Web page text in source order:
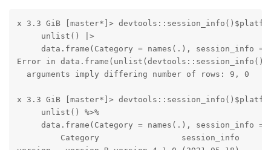
x 3.3 GiB [master*]>
     unlist() |>
data.frame(Category = names(.), session_info =
Error in
  arguments imply differing number of rows: 9, 0
x 3.3 GiB [master*]>
     unlist() %>%
data.frame(Category = names(.), session_info =
         Category                 session_info